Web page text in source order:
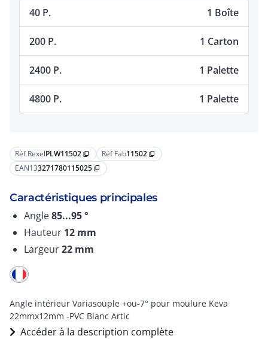
Réf RexelPLW11502 content_copy Réf Fab11502 content_copy
EAN133271780115025 content_copy
Caractéristiques principales
Angle85...95°
Hauteur 12 mm
Largeur22 mm
Angle intérieur Variasouple +ou-7° pour moulure Keva
22mmx12mm -PVC Blanc Artic
Accéder à la description complète
40 P. 1 Boîte
200 P. 1 Carton
2400 P. 1 Palette
4800 P. 1 Palette